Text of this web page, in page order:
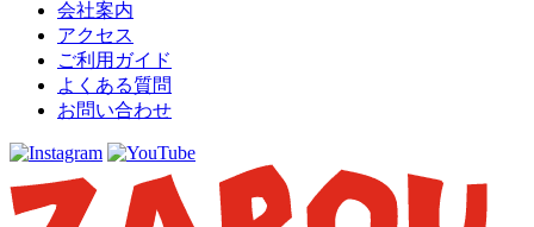
会社案内
アクセス
ご利用ガイド
よくある質問
お問い合わせ